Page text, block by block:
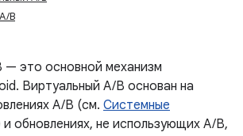
B
— это основной механизм
Виртуальный A/B основан на
A/B (см. Системные
и обновлениях, не использующих A/B,